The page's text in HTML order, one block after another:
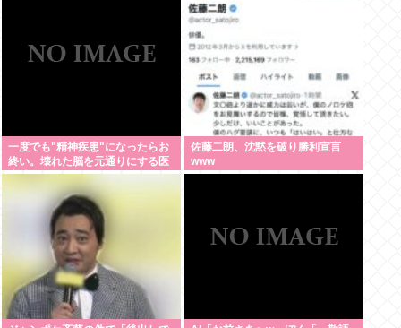
一度でも"精神疾患"になったらお
終い。壊れた脳を元通りにする医
療技術は無い。
佐藤二朗、沈黙を破り勝利宣言
www